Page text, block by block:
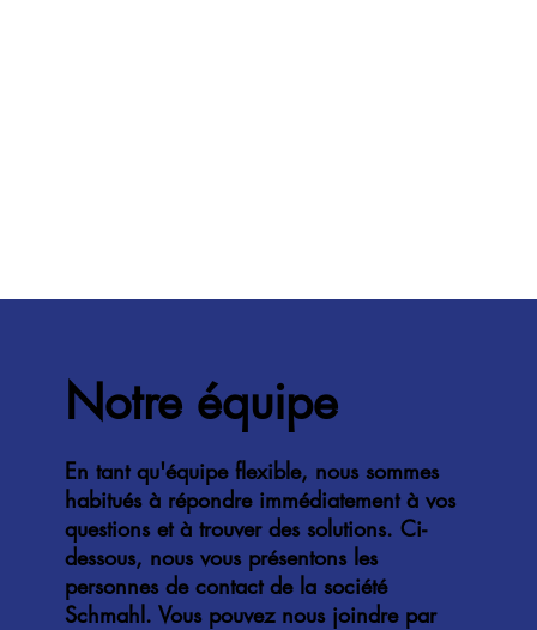
Notre équipe
En tant qu'équipe flexible, nous sommes
habitués à répondre immédiatement à vos
questions et à trouver des solutions. Ci-
dessous, nous vous présentons les
personnes de contact de la société
Schmahl. Vous pouvez nous joindre par